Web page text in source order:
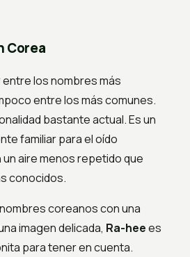
Corea
los nombres más
entre los más comunes.
bastante actual. Es un
familiar para el oído
aire menos repetido que
conocidos.
coreanos con una
imagen delicada, Ra-heees
para tener en cuenta.